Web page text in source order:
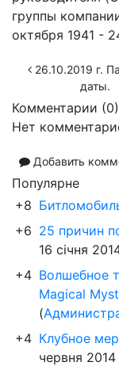
группы
октября 1941 -
26.10.2019 г.
даты.
Комментарии (0)
Нет
Добавить
Популярне
+8
+6 25 причин
16 січня
+4 Волшебное
Magical
(
+4 Клубное
червня 2014